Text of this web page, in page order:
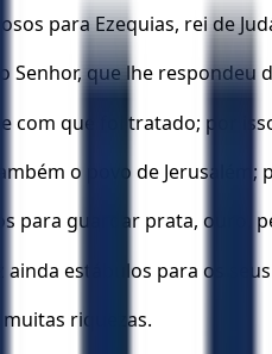
para Ezequias, rei de
Senhor, que lhe
que foi tratado; por
o povo de
para guardar prata, ouro,
estábulos para os
riquezas.